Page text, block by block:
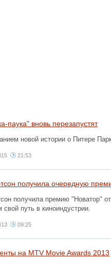
паука" вновь перезапустят
новой истории о Питере
21:53
получила очередную
получила премию "Новатор"
свой путь в киноиндустрии.
09:25
на MTV Movie Awards 2013